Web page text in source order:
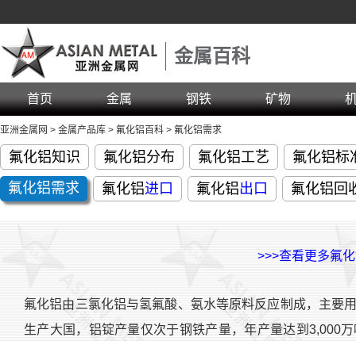
金属百科
首页 金属 钢铁 矿物
亚洲金属网 > 金属产品库 > 氟化铝百科 > 氟化铝需求
氟化铝知识 氟化铝分布 氟化铝工艺
氟化铝标
氟化铝需求 氟化铝进口 氟化铝出口 氟化铝回
>>>查看更多氟
氟化铝由三氯化铝与氢氟酸、氨水等原料反应制成，主要
生产大国，铝锭产量仅次于钢铁产量，年产量达到3,000